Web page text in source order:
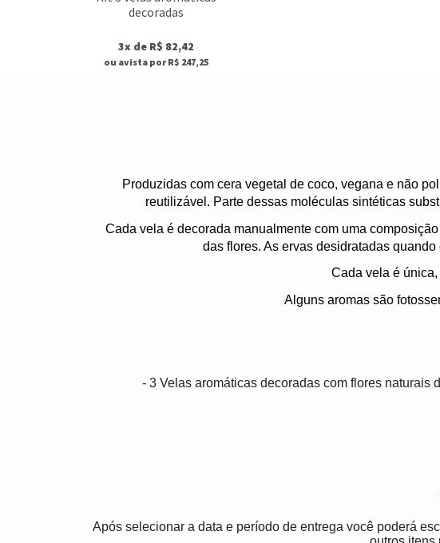
decoradas
3x de R$ 82,42
ou avista por R$ 247,25
Produzidas com cera vegetal de coco, vegana e não
reutilizável. Parte dessas moléculas sintéticas
Cada vela é decorada manualmente com uma
das flores. As ervas desidratadas
Cada vela é
Alguns aromas são
- 3 Velas aromáticas decoradas com flores naturais
Após selecionar a data e período de entrega você poderá